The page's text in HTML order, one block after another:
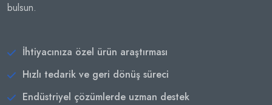
bulsun.
İhtiyacınıza özel ürün araştırması
Hızlı tedarik ve geri dönüş süreci
Endüstriyel çözümlerde uzman destek